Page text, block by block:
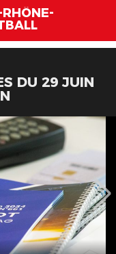
DU 29 JUIN